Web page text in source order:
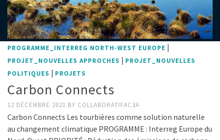
PROGRAMME_INTERREG NORTH-WEST EUROPE |
PROJET_NOUVELLES APPROCHES | PROJET_NOUVELLES
POLITIQUES | PROJETS
Carbon Connects
12 DÉCEMBRE 2021 BY COLLABORATIFAC3A
Carbon Connects Les tourbières comme solution naturelle
au changement climatique PROGRAMME : Interreg Europe du